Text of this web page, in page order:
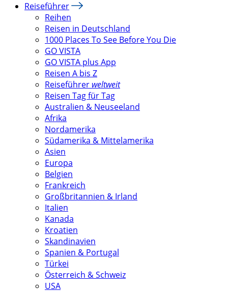
Reiseführer
Reihen
Reisen in Deutschland
1000 Places To See Before You Die
GO VISTA
GO VISTA plus App
Reisen A bis Z
Reiseführer weltweit
Reisen Tag für Tag
Australien & Neuseeland
Afrika
Nordamerika
Südamerika & Mittelamerika
Asien
Europa
Belgien
Frankreich
Großbritannien & Irland
Italien
Kanada
Kroatien
Skandinavien
Spanien & Portugal
Türkei
Österreich & Schweiz
USA